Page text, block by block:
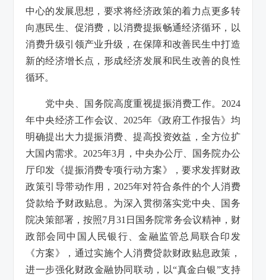
中心的发展思想，要求将经济政策的着力点更多转
向惠民生、促消费，以消费提振畅通经济循环，以
消费升级引领产业升级，在保障和改善民生中打造
新的经济增长点，形成经济发展和民生改善的良性
循环。
党中央、国务院高度重视提振消费工作。2024
年中央经济工作会议、2025年《政府工作报告》均
明确提出大力提振消费、提高投资效益，全方位扩
大国内需求。2025年3月，中央办公厅、国务院办公
厅印发《提振消费专项行动方案》，要求发挥财政
政策引导带动作用，2025年对符合条件的个人消费
贷款给予财政贴息。为深入贯彻落实党中央、国务
院决策部署，按照7月31日国务院常务会议精神，财
政部会同中国人民银行、金融监管总局联合印发
《方案》，通过实施个人消费贷款财政贴息政策，
进一步强化财政金融协同联动，以“真金白银”支持